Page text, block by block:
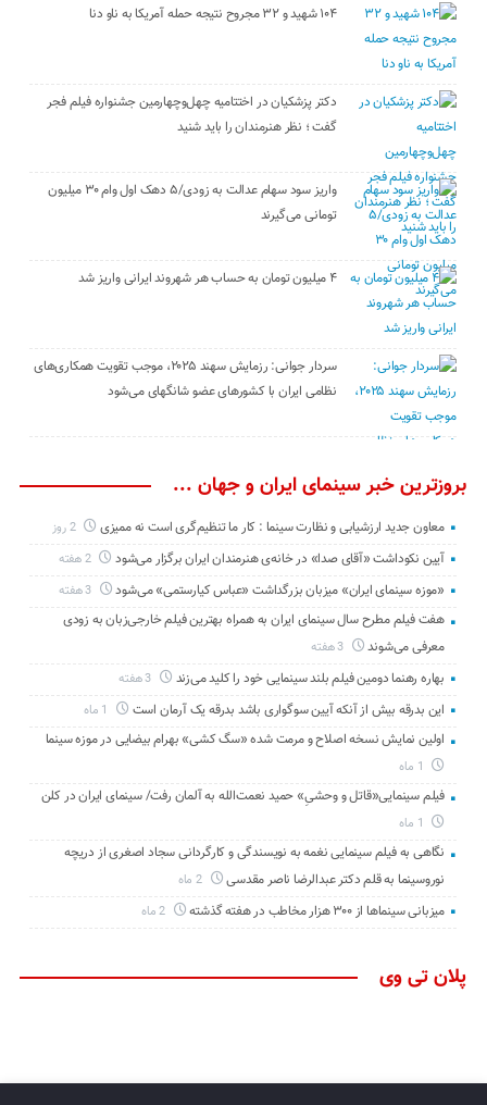
۱۰۴ شهید و ۳۲ مجروح نتیجه حمله آمریکا به ناو دنا
دکتر پزشکیان در اختتامیه چهل‌وچهارمین جشنواره فیلم فجر
گفت ؛ نظر هنرمندان را باید شنید
واریز سود سهام عدالت به زودی/۵ دهک اول وام ۳۰ میلیون
تومانی می‌گیرند
۴ میلیون تومان به حساب هر شهروند ایرانی واریز شد
سردار جوانی: رزمایش سهند ۲۰۲۵، موجب تقویت همکاری‌های
نظامی ایران با کشور‌های عضو شانگهای می‌شود
بروزترین خبر سینمای ایران و جهان ...
معاون جدید ارزشیابی و نظارت سینما : کار ما تنظیم‌گری است نه ممیزی 2 روز
آیین نکوداشت «آقای صدا» در خانه‌ی هنرمندان ایران برگزار می‌شود 2 هفته
«موزه سینمای ایران» میزبان بزرگداشت «عباس کیارستمی» می‌شود 3 هفته
هفت فیلم مطرح سال سینمای ایران به همراه بهترین فیلم خارجی‌زبان به زودی
معرفی می‌شوند
3 هفته
بهاره رهنما دومین فیلم بلند سینمایی خود را کلید می‌زند
این بدرقه بیش از آنکه آیین سوگواری باشد بدرقه یک آرمان است
اولین نمایش نسخه اصلاح و مرمت شده «سگ کشی» بهرام بیضایی در موزه سینما
فیلم سینمایی«قاتل و وحشیِ» حمید نعمت‌الله به آلمان رفت/ سینمای ایران در کلن
نگاهی به فیلم سینمایی نغمه به نویسندگی و کارگردانی سجاد اصغری از دریچه
نوروسینما به قلم دکتر عبدالرضا ناصر مقدسی
2 ماه
میزبانی سینماها از ۳۰۰ هزار مخاطب در هفته گذشته 2 ماه
پلان تی وی